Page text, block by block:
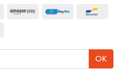
OK